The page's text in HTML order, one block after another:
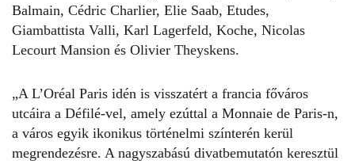
Balmain, Cédric Charlier, Elie Saab, Etudes,
Giambattista Valli, Karl Lagerfeld, Koche, Nicolas
Lecourt Mansion és Olivier Theyskens.
„A L’Oréal Paris idén is visszatért a francia főváros
utcáira a Défilé-vel, amely ezúttal a Monnaie de Paris-n,
a város egyik ikonikus történelmi színterén kerül
megrendezésre. A nagyszabású divatbemutatón keresztül